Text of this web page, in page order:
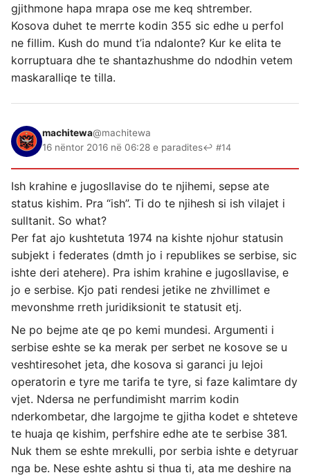
gjithmone hapa mrapa ose me keq shtrember.
Kosova duhet te merrte kodin 355 sic edhe u perfol
ne fillim. Kush do mund t’ia ndalonte? Kur ke elita te
korruptuara dhe te shantazhushme do ndodhin vetem
maskaralliqe te tilla.
machitewa@machitewa
16 nëntor 2016 në 06:28 e paradites↩ #14
Ish krahine e jugosllavise do te njihemi, sepse ate
status kishim. Pra “ish”. Ti do te njihesh si ish vilajet i
sulltanit. So what?
Per fat ajo kushtetuta 1974 na kishte njohur statusin
subjekt i federates (dmth jo i republikes se serbise, sic
ishte deri atehere). Pra ishim krahine e jugosllavise, e
jo e serbise. Kjo pati rendesi jetike ne zhvillimet e
mevonshme rreth juridiksionit te statusit etj.
Ne po bejme ate qe po kemi mundesi. Argumenti i
serbise eshte se ka merak per serbet ne kosove se u
veshtiresohet jeta, dhe kosova si garanci ju lejoi
operatorin e tyre me tarifa te tyre, si faze kalimtare dy
vjet. Ndersa ne perfundimisht marrim kodin
nderkombetar, dhe largojme te gjitha kodet e shteteve
te huaja qe kishim, perfshire edhe ate te serbise 381.
Nuk them se eshte mrekulli, por serbia ishte e detyruar
nga be. Nese eshte ashtu si thua ti, ata me deshire na